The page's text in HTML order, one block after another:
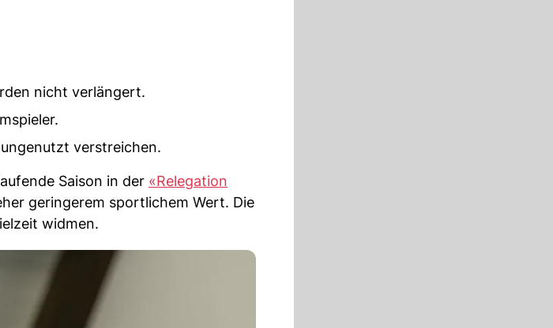
nicht verlängert.
verstreichen.
Saison in der «Relegation
geringerem sportlichem Wert. Die
widmen.